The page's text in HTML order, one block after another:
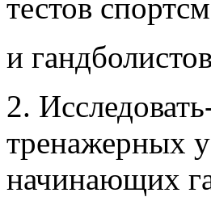
тестов
и
2.
тренажерных
начинающих